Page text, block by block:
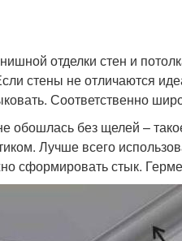
отделки стен и
стены не отличаются
Соответственно
обошлась без щелей –
Лучше всего
сформировать стык.